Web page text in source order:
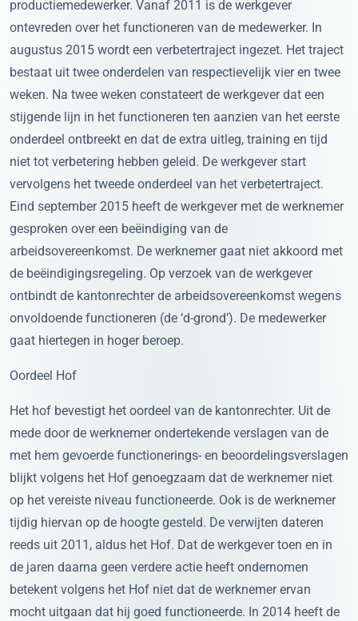
productiemedewerker. Vanaf 2011 is de werkgever
ontevreden over het functioneren van de medewerker. In
augustus 2015 wordt een verbetertraject ingezet. Het traject
bestaat uit twee onderdelen van respectievelijk vier en twee
weken. Na twee weken constateert de werkgever dat een
stijgende lijn in het functioneren ten aanzien van het eerste
onderdeel ontbreekt en dat de extra uitleg, training en tijd
niet tot verbetering hebben geleid. De werkgever start
vervolgens het tweede onderdeel van het verbetertraject.
Eind september 2015 heeft de werkgever met de werknemer
gesproken over een beëindiging van de
arbeidsovereenkomst. De werknemer gaat niet akkoord met
de beëindigingsregeling. Op verzoek van de werkgever
ontbindt de kantonrechter de arbeidsovereenkomst wegens
onvoldoende functioneren (de ‘d-grond’). De medewerker
gaat hiertegen in hoger beroep.
Oordeel Hof
Het hof bevestigt het oordeel van de kantonrechter. Uit de
mede door de werknemer ondertekende verslagen van de
met hem gevoerde functionerings- en beoordelingsverslagen
blijkt volgens het Hof genoegzaam dat de werknemer niet
op het vereiste niveau functioneerde. Ook is de werknemer
tijdig hiervan op de hoogte gesteld. De verwijten dateren
reeds uit 2011, aldus het Hof. Dat de werkgever toen en in
de jaren daarna geen verdere actie heeft ondernomen
betekent volgens het Hof niet dat de werknemer ervan
mocht uitgaan dat hij goed functioneerde. In 2014 heeft de